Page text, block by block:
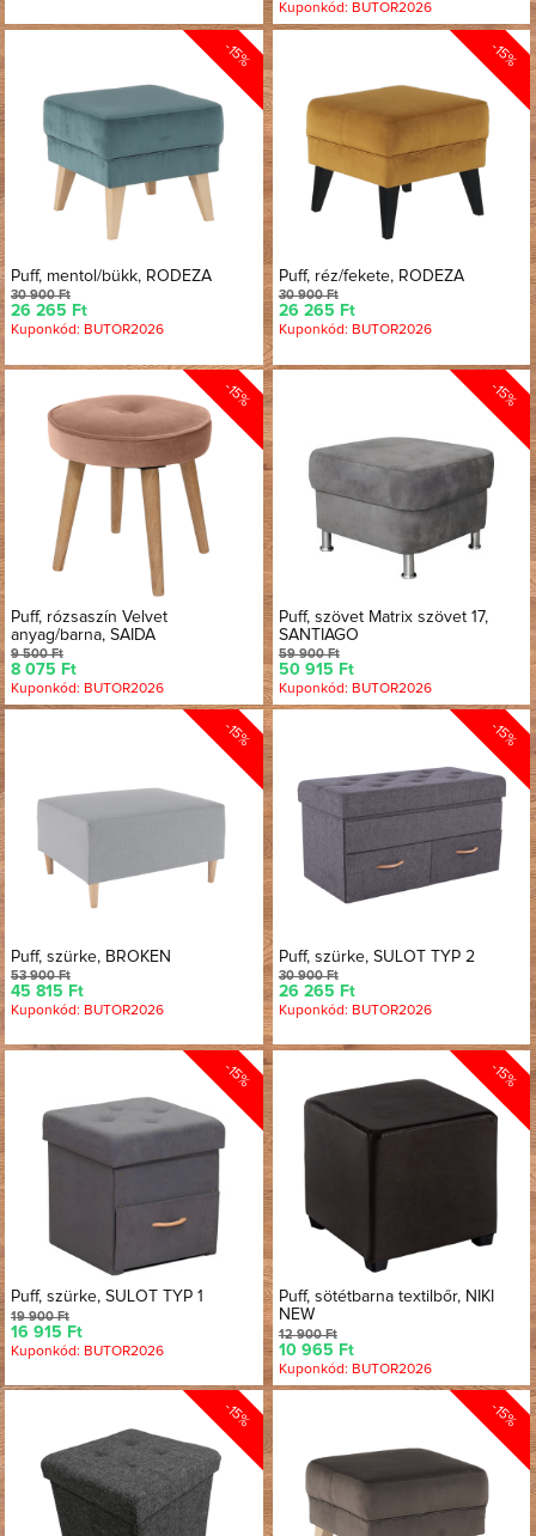
Kuponkód: BUTOR2026
-15%
Puff, mentol/bükk, RODEZA
30 900 Ft
26 265 Ft
Kuponkód: BUTOR2026
-15%
Puff, réz/fekete, RODEZA
30 900 Ft
26 265 Ft
Kuponkód: BUTOR2026
-15%
Puff, rózsaszín Velvet
anyag/barna, SAIDA
9 500 Ft
8 075 Ft
Kuponkód: BUTOR2026
-15%
Puff, szövet Matrix szövet 17,
SANTIAGO
59 900 Ft
50 915 Ft
Kuponkód: BUTOR2026
-15%
Puff, szürke, BROKEN
53 900 Ft
45 815 Ft
Kuponkód: BUTOR2026
-15%
Puff, szürke, SULOT TYP 2
30 900 Ft
26 265 Ft
Kuponkód: BUTOR2026
-15%
Puff, szürke, SULOT TYP 1
19 900 Ft
16 915 Ft
Kuponkód: BUTOR2026
-15%
Puff, sötétbarna textilbőr, NIKI
NEW
12 900 Ft
10 965 Ft
Kuponkód: BUTOR2026
-15% -15%